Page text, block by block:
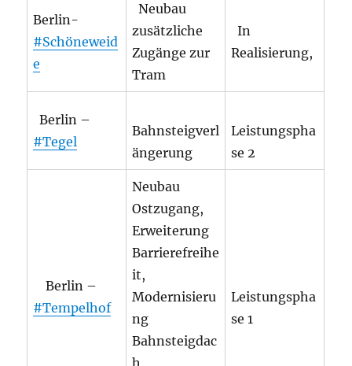
Berlin-
#Schöneweid
e
Neubau
zusätzliche
Zugänge zur
Tram
In
Realisierung,
Berlin –
#Tegel
Bahnsteigverl
ängerung
Leistungspha
se 2
Berlin –
#Tempelhof
Neubau
Ostzugang,
Erweiterung
Barrierefreihe
it,
Modernisieru
ng
Bahnsteigdac
h,
Leistungspha
se 1